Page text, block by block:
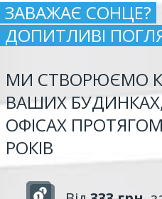
ЗАВАЖАЄ СОНЦЕ?
ДОПИТЛИВІ
МИ СТВОРЮЄМО
ВАШИХ
ОФІСАХ
РОКІВ